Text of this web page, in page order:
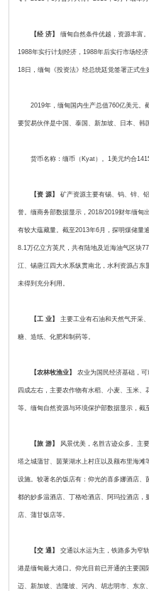
【经 济】 缅甸自然条件优越，资源丰富
1988年实行计划经济，1988年后实行市场经
18日，缅甸《投资法》经总统廷觉签署正式生
2019年，缅甸国内生产总值760亿美元。
要贸易伙伴是中国、泰国、新加坡、日本、韩
货币名称：缅币（Kyat）。1美元约合1415
【资 源】 矿产资源主要有锡、钨、锌、
誉。缅商务部数据显示，2018/2019财年缅甸
有较大蕴藏量。截至2013年6月，探明煤储量
8.1万亿立方英尺，共有陆地及近海油气区块
江、锡唐江四大水系纵贯南北，水利资源占
未得到充分利用。
【工 业】 主要工业有石油和天然气开采
糖、造纸、化肥和制药等。
【农林牧渔业】 农业为国民经济基础，
四成左右，主要农作物有水稻、小麦、玉米
等。缅甸自然资源与环境保护部数据显示，截
【旅 游】 风景优美，名胜古迹众多。主
塔之城蒲甘、茵莱湖水上村庄以及额布里海
设施。较著名的饭店有：仰光的喜多娜酒店
都的妙多温酒店、丁格哈酒店、阿玛拉酒店
店、蒲甘饭店等。
【交 通】 交通以水运为主，铁路多为窄
港是缅甸最大港口。仰光目前已开通的主要
迈、新加坡、吉隆坡、河内、胡志明市、东